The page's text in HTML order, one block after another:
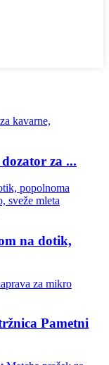
za ...
na dotik,
Pametni